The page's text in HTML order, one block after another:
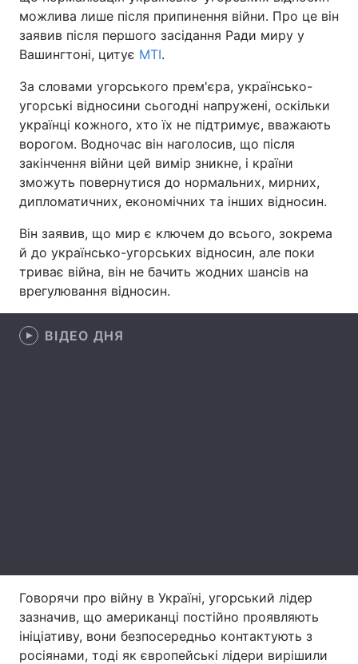
Економіка Світ
Спорт
Техно і зв'язок Лайт
Зброя Інциденти
Здоров'я Туризм
Цікавинки Погода
Екологія Регіони
Лонгріди
Відео з Youtube Статті
Інтерв'ю
Тема оформлення
можлива лише після припинення війни. Про це він
заявив після першого засідання Ради миру у
Вашингтоні, цитує MTI.
За словами угорського прем'єра, українсько-
угорські відносини сьогодні напружені, оскільки
українці кожного, хто їх не підтримує, вважають
ворогом. Водночас він наголосив, що після
закінчення війни цей вимір зникне, і країни
зможуть повернутися до нормальних, мирних,
дипломатичних, економічних та інших відносин.
Він заявив, що мир є ключем до всього, зокрема
й до українсько-угорських відносин, але поки
триває війна, він не бачить жодних шансів на
врегулювання відносин.
ВІДЕО ДНЯ
Говорячи про війну в Україні, угорський лідер
зазначив, що американці постійно проявляють
ініціативу, вони безпосередньо контактують з
росіянами, тоді як європейські лідери вирішили